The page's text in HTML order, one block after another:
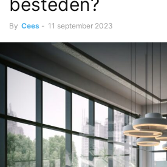
By Cees - 11 september 2023